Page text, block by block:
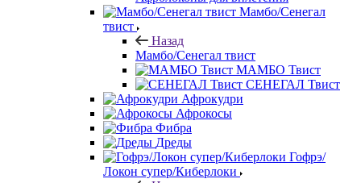
Мамбо/Сенегал
твист
Назад
Мамбо/Сенегал твист
МАМБО Твист
СЕНЕГАЛ Твист
Афрокудри
Афрокосы
Фибра
Дреды
Гофрэ/
Локон супер/Киберлоки